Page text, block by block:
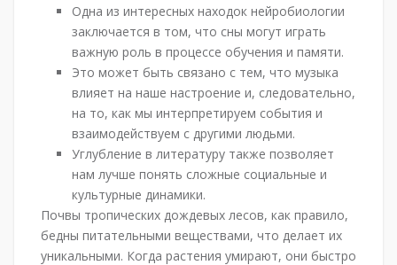
Одна из интересных находок нейробиологии
заключается в том, что сны могут играть
важную роль в процессе обучения и памяти.
Это может быть связано с тем, что музыка
влияет на наше настроение и, следовательно,
на то, как мы интерпретируем события и
взаимодействуем с другими людьми.
Углубление в литературу также позволяет
нам лучше понять сложные социальные и
культурные динамики.
Почвы тропических дождевых лесов, как правило,
бедны питательными веществами, что делает их
уникальными. Когда растения умирают, они быстро